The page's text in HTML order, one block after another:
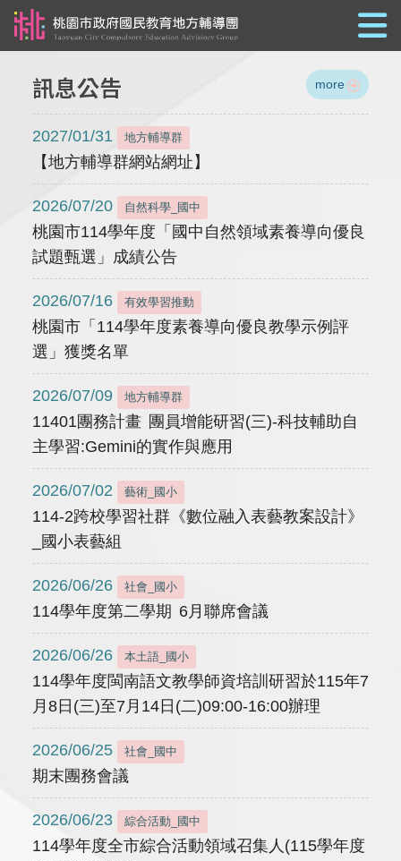
訊息公告 more
2027/01/31 地方輔導群
【地方輔導群網站網址】
2026/07/20 自然科學_國中
桃園市114學年度「國中自然領域素養導向優良
試題甄選」成績公告
2026/07/16 有效學習推動
桃園市「114學年度素養導向優良教學示例評
選」獲獎名單
2026/07/09 地方輔導群
11401團務計畫 團員增能研習(三)-科技輔助自
主學習:Gemini的實作與應用
2026/07/02 藝術_國小
114-2跨校學習社群《數位融入表藝教案設計》
_國小表藝組
2026/06/26 社會_國小
114學年度第二學期 6月聯席會議
2026/06/26 本土語_國小
114學年度閩南語文教學師資培訓研習於115年7
月8日(三)至7月14日(二)09:00-16:00辦理
2026/06/25 社會_國中
期末團務會議
2026/06/23 綜合活動_國中
114學年度全市綜合活動領域召集人(115學年度